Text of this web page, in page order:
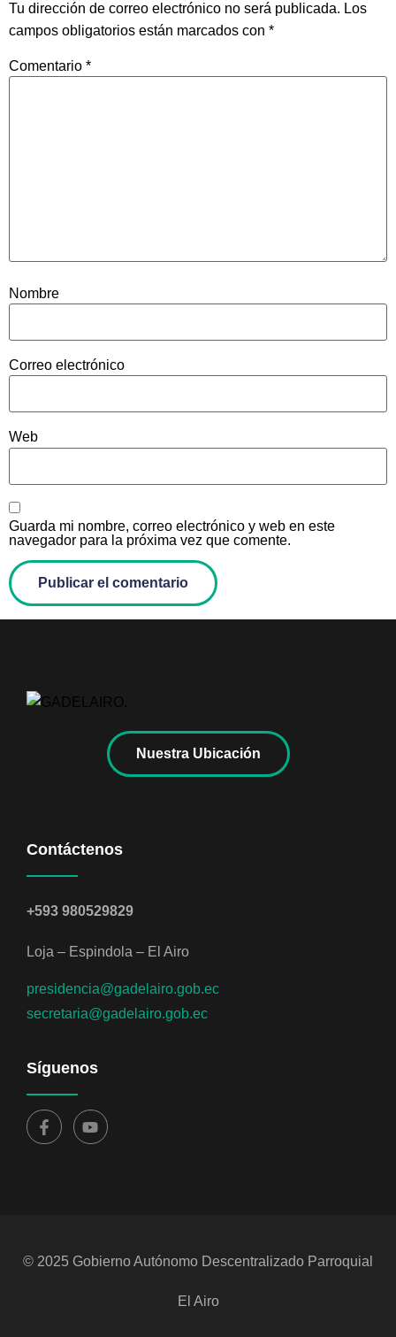
Tu dirección de correo electrónico no será publicada. Los
campos obligatorios están marcados con *
Comentario *
Nombre
Correo electrónico
Web
Guarda mi nombre, correo electrónico y web en este
navegador para la próxima vez que comente.
Nuestra Ubicación
Contáctenos
+593 980529829
Loja – Espindola – El Airo
presidencia@gadelairo.gob.ec
secretaria@gadelairo.gob.ec
Síguenos
© 2025 Gobierno Autónomo Descentralizado Parroquial
El Airo